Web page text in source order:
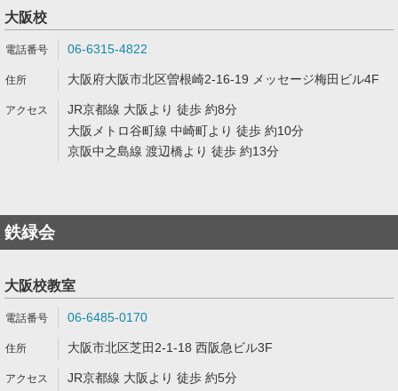
大阪校
06-6315-4822
大阪府大阪市北区曽根崎2-16-19 メッセージ梅田ビル4F
JR京都線 大阪より 徒歩 約8分
大阪メトロ谷町線 中崎町より 徒歩 約10分
京阪中之島線 渡辺橋より 徒歩 約13分
鉄緑会
大阪校教室
06-6485-0170
大阪市北区芝田2-1-18 西阪急ビル3F
JR京都線 大阪より 徒歩 約5分